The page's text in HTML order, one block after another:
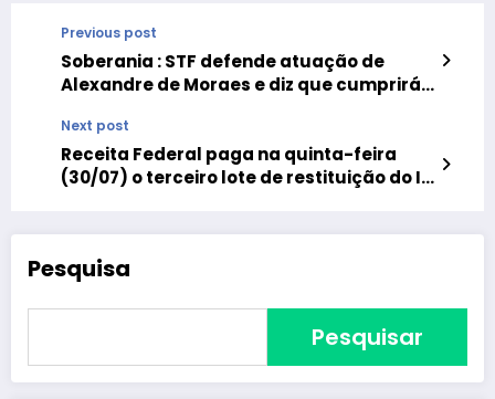
Previous post
Soberania : STF defende atuação de
Alexandre de Moraes e diz que cumprirá
Next post
Receita Federal paga na quinta-feira
(30/07) o terceiro lote de restituição do IR
Pesquisa
Pesquisar